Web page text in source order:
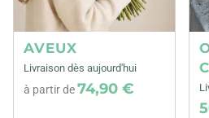
AVEUX
Livraison dès aujourd'hui
à partir de74,90 €